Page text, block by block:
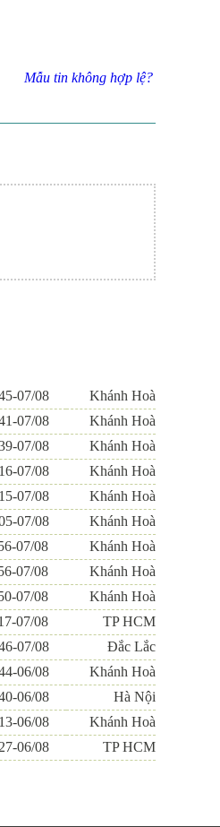
Mẫu tin không hợp lệ?
07/08
Khánh Hoà
07/08
Khánh Hoà
07/08
Khánh Hoà
07/08
Khánh Hoà
07/08
Khánh Hoà
07/08
Khánh Hoà
07/08
Khánh Hoà
07/08
Khánh Hoà
07/08
Khánh Hoà
07/08
TP HCM
07/08
Đắc Lắc
06/08
Khánh Hoà
06/08
Hà Nội
06/08
Khánh Hoà
06/08 TP HCM